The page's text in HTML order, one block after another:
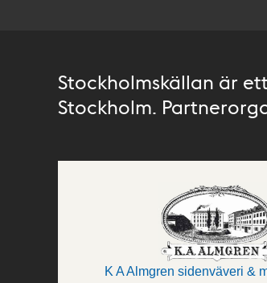
Stockholmskällan är
Stockholm.
K A Almgren sidenväveri &